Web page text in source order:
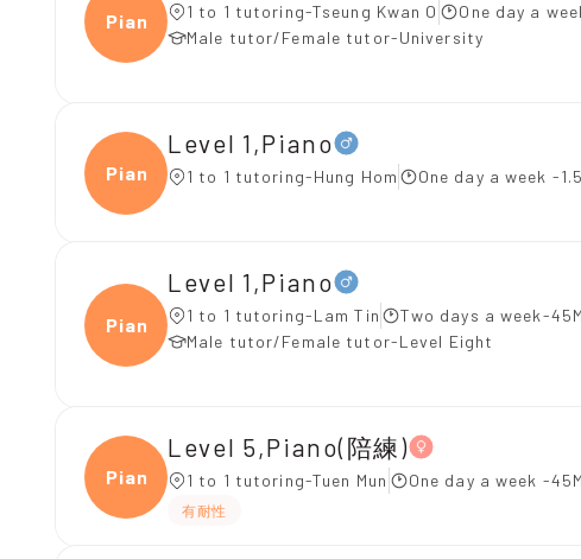
Piano 1 to 1 tutoring-Tseung Kwan O
One day a
Male tutor/Female tutor-University
Piano
Level 1,Piano
1 to 1 tutoring-Hung Hom One day a week -
Piano
Level 1,Piano
1 to 1 tutoring-Lam Tin
Two days a week-
Male tutor/Female tutor-Level Eight
Piano
Level 5,Piano(陪練)
1 to 1 tutoring-Tuen Mun One day a week -
有耐性